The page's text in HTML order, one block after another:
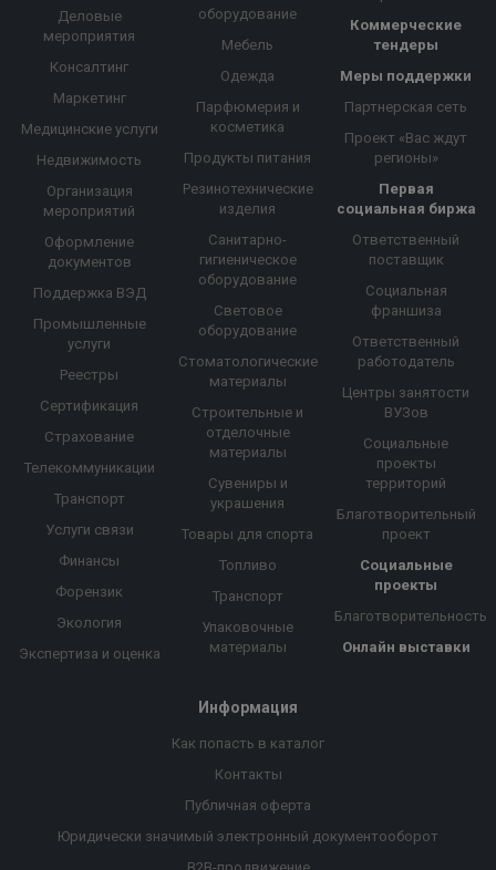
Деловые
мероприятия
Консалтинг
Маркетинг
Медицинские услуги
Недвижимость
Организация
мероприятий
Оформление
документов
Поддержка ВЭД
Промышленные
услуги
Реестры
Сертификация
Страхование
Телекоммуникации
Транспорт
Услуги связи
Финансы
Форензик
Экология
Экспертиза и оценка
оборудование
Мебель
Одежда
Парфюмерия и
косметика
Продукты питания
Резинотехнические
изделия
Санитарно-
гигиеническое
оборудование
Световое
оборудование
Стоматологические
материалы
Строительные и
отделочные
материалы
Сувениры и
украшения
Товары для спорта
Топливо
Транспорт
Упаковочные
материалы
Коммерческие
тендеры
Меры поддержки
Партнерская сеть
Проект «Вас ждут
регионы»
Первая
социальная биржа
Ответственный
поставщик
Социальная
франшиза
Ответственный
работодатель
Центры занятости
ВУЗов
Социальные
проекты
территорий
Благотворительный
проект
Социальные
проекты
Благотворительность
Онлайн выставки
Информация
Как попасть в каталог
Контакты
Публичная оферта
Юридически значимый электронный документооборот